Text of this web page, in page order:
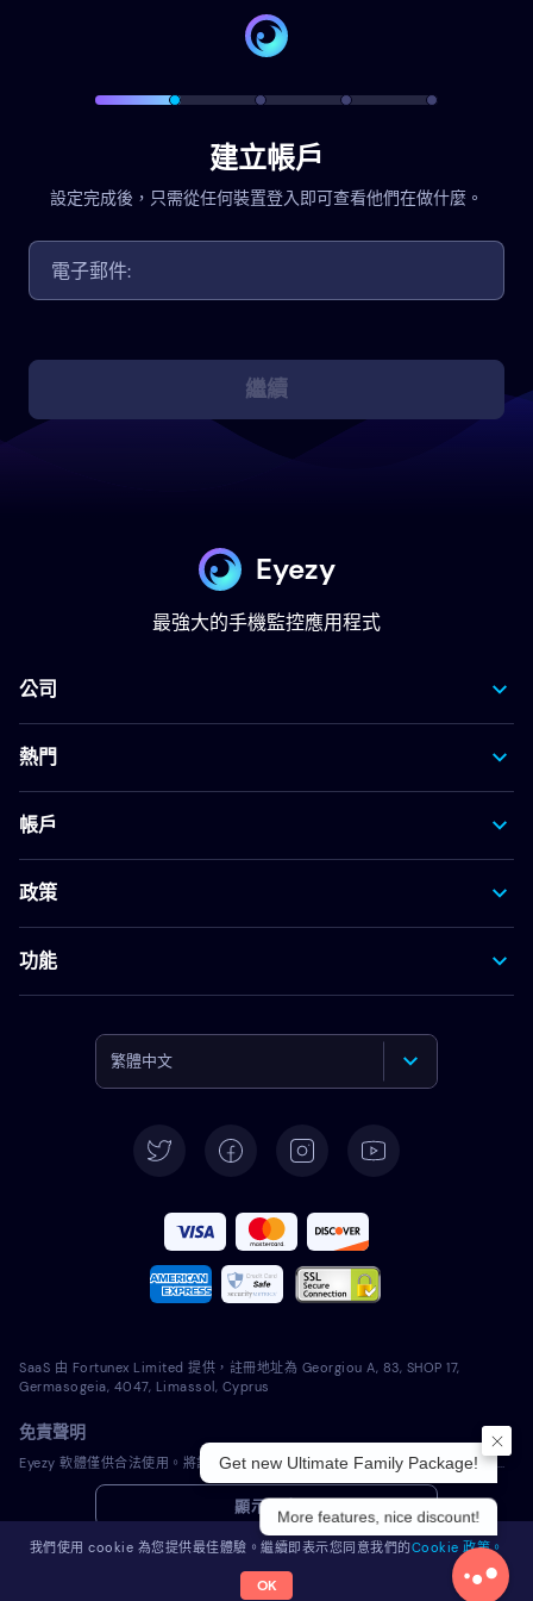
建立帳戶
設定完成後，只需從任何裝置登入即可查看他們在做什麼。
繼續
Eyezy
最強大的手機監控應用程式
公司
熱門
帳戶
政策
功能
繁體中文
Deutsch
Español
Français
Português
Polski
Română
SaaS 由 Fortunex Limited 提供，註冊地址為 Georgiou A, 83, SHOP 17,
Germasogeia, 4047, Limassol, Cyprus
免責聲明
Eyezy 軟體僅供合法使用。將許可軟體安裝到不屬於您的裝置上是違反適用法律和您當地司法管轄區法律的行為。法律通常要求您通知您打算在其上安裝許可軟體的裝置的所有者。違反此要求可能會導致違規者受到嚴厲的金錢和刑事處罰。在安裝和使用許可軟體之前，您應該諮詢您自己的法律顧問在您的管轄範圍內使用該許可軟體是否合法。您全權負責將許可軟體安裝到此類裝置上，並且您知道 Eyezy 不承擔任何責任。
顯示更多
© 2026 Eyezy。版權所有。
我們使用 cookie 為您提供最佳體驗。繼續即表示您同意我們的Cookie 政策。
OK
Get new Ultimate Family Package!
More features, nice discount!